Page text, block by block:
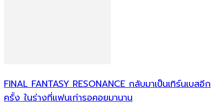
FINAL FANTASY RESONANCE กลับมาเป็นเทิร์นเบสอีก
ครั้ง ในร่างที่แฟนเก่ารอคอยมานาน